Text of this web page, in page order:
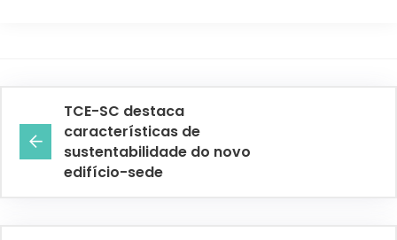
TCE-SC destaca
características de
sustentabilidade do novo
edifício-sede